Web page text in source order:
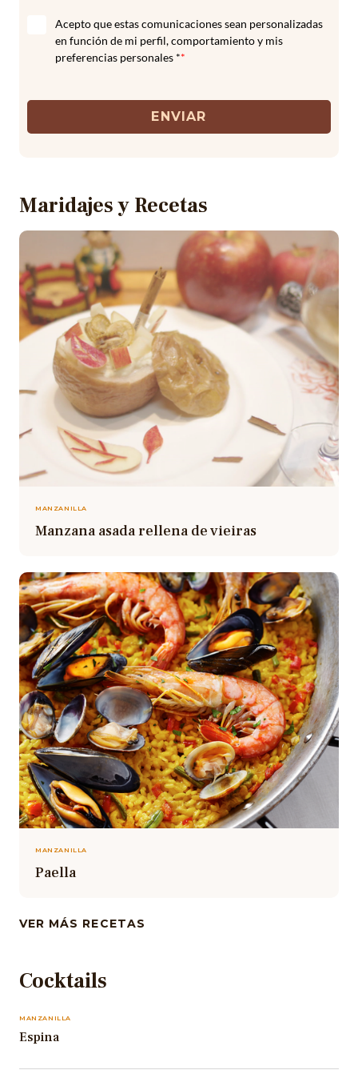
Acepto que estas comunicaciones sean personalizadas
en función de mi perfil, comportamiento y mis
preferencias personales **
ENVIAR
Maridajes y Recetas
MANZANILLA
Manzana asada rellena de vieiras
MANZANILLA
Paella
VER MÁS RECETAS
Cocktails
MANZANILLA
Espina